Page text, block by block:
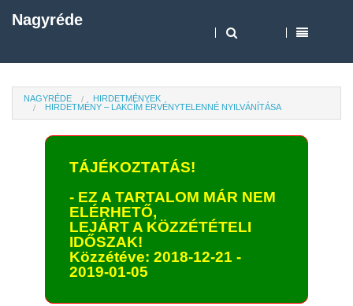
Nagyréde
NAGYRÉDE
HIRDETMÉNYEK
HIRDETMÉNY – LAKCÍM ÉRVÉNYTELENNÉ NYILVÁNÍTÁSA
TÁJÉKOZTATÁS!
- EZ A TARTALOM MÁR NEM
ELÉRHETŐ,
LEJÁRT A KÖZZÉTÉTELI
IDŐSZAK!
Közzétéve: 2018-12-21 -
2019-01-05